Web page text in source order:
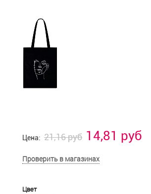
Цена: 21,16 руб 14,81 руб
Проверить в магазинах
Цвет